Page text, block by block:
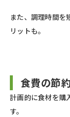
また、調理時間を
リットも。
食費の節
計画的に食材を購
す。